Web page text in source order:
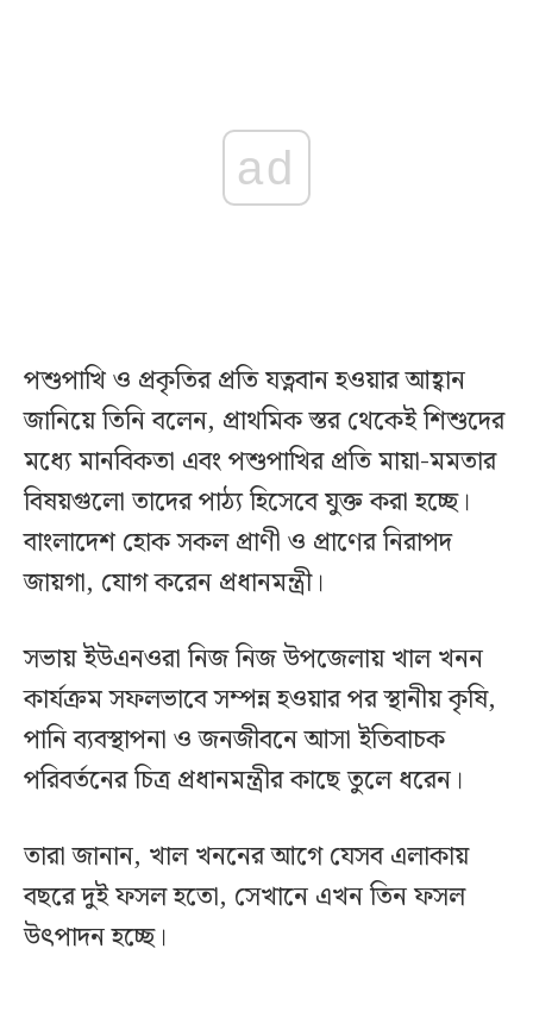
ad
পশুপাখি ও প্রকৃতির প্রতি যত্নবান হওয়ার আহ্বান
জানিয়ে তিনি বলেন, প্রাথমিক স্তর থেকেই শিশুদের
মধ্যে মানবিকতা এবং পশুপাখির প্রতি মায়া-মমতার
বিষয়গুলো তাদের পাঠ্য হিসেবে যুক্ত করা হচ্ছে।
বাংলাদেশ হোক সকল প্রাণী ও প্রাণের নিরাপদ
জায়গা, যোগ করেন প্রধানমন্ত্রী।
সভায় ইউএনওরা নিজ নিজ উপজেলায় খাল খনন
কার্যক্রম সফলভাবে সম্পন্ন হওয়ার পর স্থানীয় কৃষি,
পানি ব্যবস্থাপনা ও জনজীবনে আসা ইতিবাচক
পরিবর্তনের চিত্র প্রধানমন্ত্রীর কাছে তুলে ধরেন।
তারা জানান, খাল খননের আগে যেসব এলাকায়
বছরে দুই ফসল হতো, সেখানে এখন তিন ফসল
উৎপাদন হচ্ছে।